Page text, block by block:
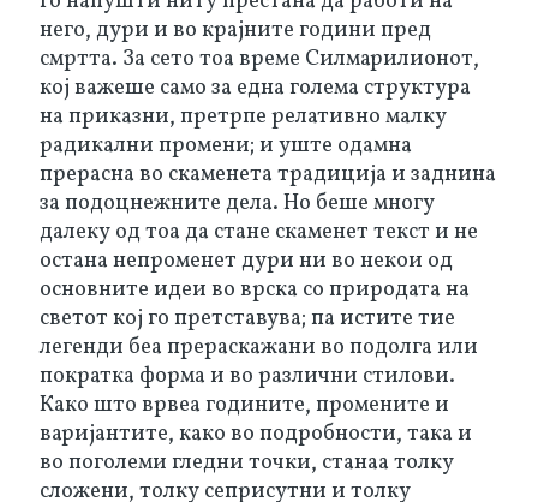
него, дури и во крајните години пред
смртта. За сето тоа време Силмарилионот,
кој важеше само за една голема структура
на приказни, претрпе релативно малку
радикални промени; и уште одамна
прерасна во скаменета традиција и заднина
за подоцнежните дела. Но беше многу
далеку од тоа да стане скаменет текст и не
остана непроменет дури ни во некои од
основните идеи во врска со природата на
светот кој го претставува; па истите тие
легенди беа прераскажани во подолга или
пократка форма и во различни стилови.
Како што врвеа годините, промените и
варијантите, како во подробности, така и
во поголеми гледни точки, станаа толку
сложени, толку сеприсутни и толку